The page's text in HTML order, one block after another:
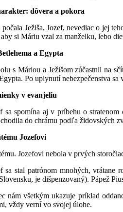
dôvera a pokora
Ježiša, Jozef, nevediac o jej
si Máriu vzal za manželku, lebo
a Egypta
s Máriou a Ježišom zúčastnil na
Po uplynutí nebezpečenstva
v evanjeliu
sa spomína aj v príbehu o
do chrámu podľa židovských
Jozefovi
Jozefovi nebola v prvých
sa stal patrónom mnohých,
je dišpenzovaný). Pápež
nám všetkým ukazuje príklad
vždy verní vo svojej úlohe.